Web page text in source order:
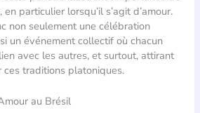
particulier lorsqu’il s’agit d’amour.
non seulement une célébration
un événement collectif où chacun
avec les autres, et surtout, attirant
ces traditions platoniques.
au Brésil